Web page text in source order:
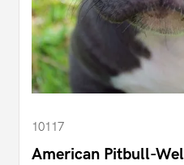
10117
American Pitbull-